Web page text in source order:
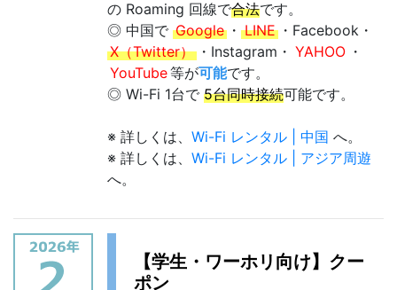
の Roaming 回線で合法です。
◎ 中国で Google ・LINE・Facebook・
X（Twitter） ・Instagram・ YAHOO ・
YouTube等が可能です。
◎ Wi-Fi 1台で 5台同時接続可能です。
※ 詳しくは、 Wi-Fi レンタル | 中国 へ。
※ 詳しくは、 Wi-Fi レンタル | アジア周遊
へ。
【学生・ワーホリ向け】クー
ポン